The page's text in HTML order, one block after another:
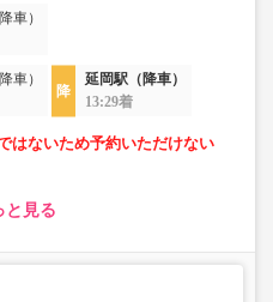
車）
車）
延岡駅（降車）
13:29着
はないため予約いただけない
両により異なります。
と見る